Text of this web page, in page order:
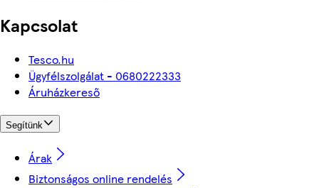
Kapcsolat
Tesco.hu
Ügyfélszolgálat - 0680222333
Áruházkereső
Segítünk
Árak
Biztonságos online rendelés